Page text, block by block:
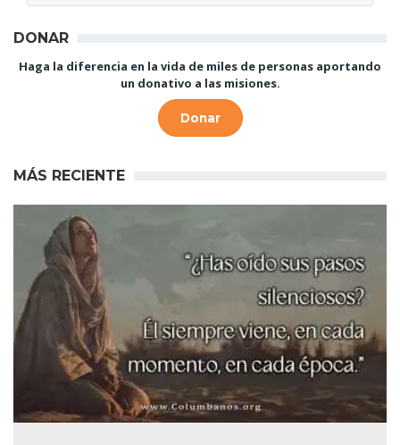
DONAR
Haga la diferencia en la vida de miles de personas aportando
un donativo a las misiones.
Donar
MÁS RECIENTE